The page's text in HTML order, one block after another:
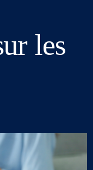
les